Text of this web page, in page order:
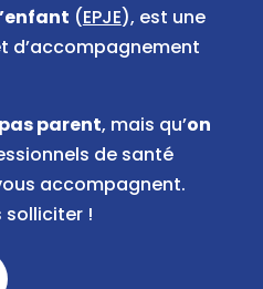
(EPJE), est une
d’accompagnement
parent, mais qu’on
de santé
accompagnent.
solliciter !